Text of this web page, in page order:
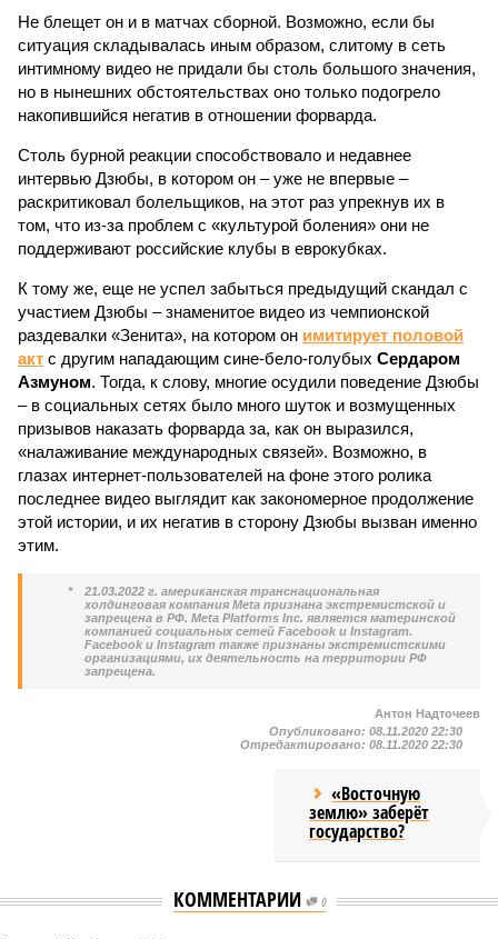
Не блещет он и в матчах сборной. Возможно, если бы
ситуация складывалась иным образом, слитому в сеть
интимному видео не придали бы столь большого значения,
но в нынешних обстоятельствах оно только подогрело
накопившийся негатив в отношении форварда.
Столь бурной реакции способствовало и недавнее
интервью Дзюбы, в котором он – уже не впервые –
раскритиковал болельщиков, на этот раз упрекнув их в
том, что из-за проблем с «культурой боления» они не
поддерживают российские клубы в еврокубках.
К тому же, еще не успел забыться предыдущий скандал с
участием Дзюбы – знаменитое видео из чемпионской
раздевалки «Зенита», на котором он имитирует половой
акт с другим нападающим сине-бело-голубых Сердаром
Азмуном. Тогда, к слову, многие осудили поведение Дзюбы
– в социальных сетях было много шуток и возмущенных
призывов наказать форварда за, как он выразился,
«налаживание международных связей». Возможно, в
глазах интернет-пользователей на фоне этого ролика
последнее видео выглядит как закономерное продолжение
этой истории, и их негатив в сторону Дзюбы вызван именно
этим.
*
21.03.2022 г. американская транснациональная
холдинговая компания Meta признана экстремистской и
запрещена в РФ. Meta Platforms Inc. является материнской
компанией социальных сетей Facebook и Instagram.
Facebook и Instagram также признаны экстремистскими
организациями, их деятельность на территории РФ
запрещена.
Антон Надточеев
Опубликовано: 08.11.2020 22:30
Отредактировано: 08.11.2020 22:30
«Восточную
землю» заберёт
государство?
КОММЕНТАРИИ 0